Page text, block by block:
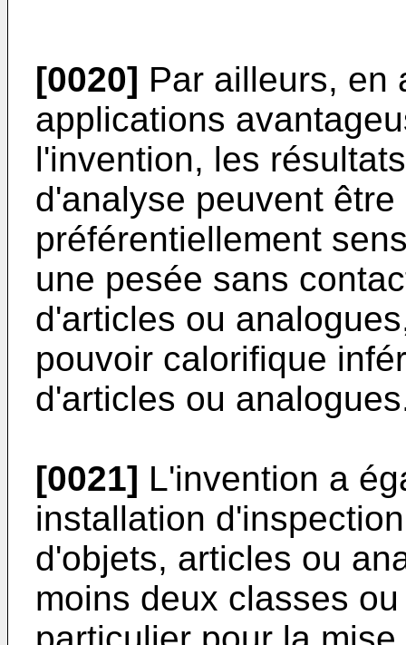
[0020] Par ailleurs, en
applications
l'invention, les
d'analyse peuvent
préférentiellement
une pesée sans
d'articles ou
pouvoir calorifique
d'articles ou
[0021] L'invention a
installation
d'objets, articles ou
moins deux classes